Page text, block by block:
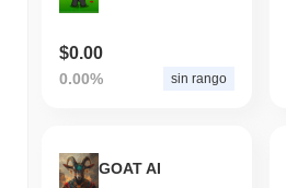
$0.00
0.00% sin rango
GOAT AI